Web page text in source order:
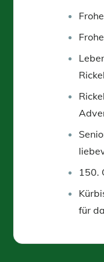
150.
für